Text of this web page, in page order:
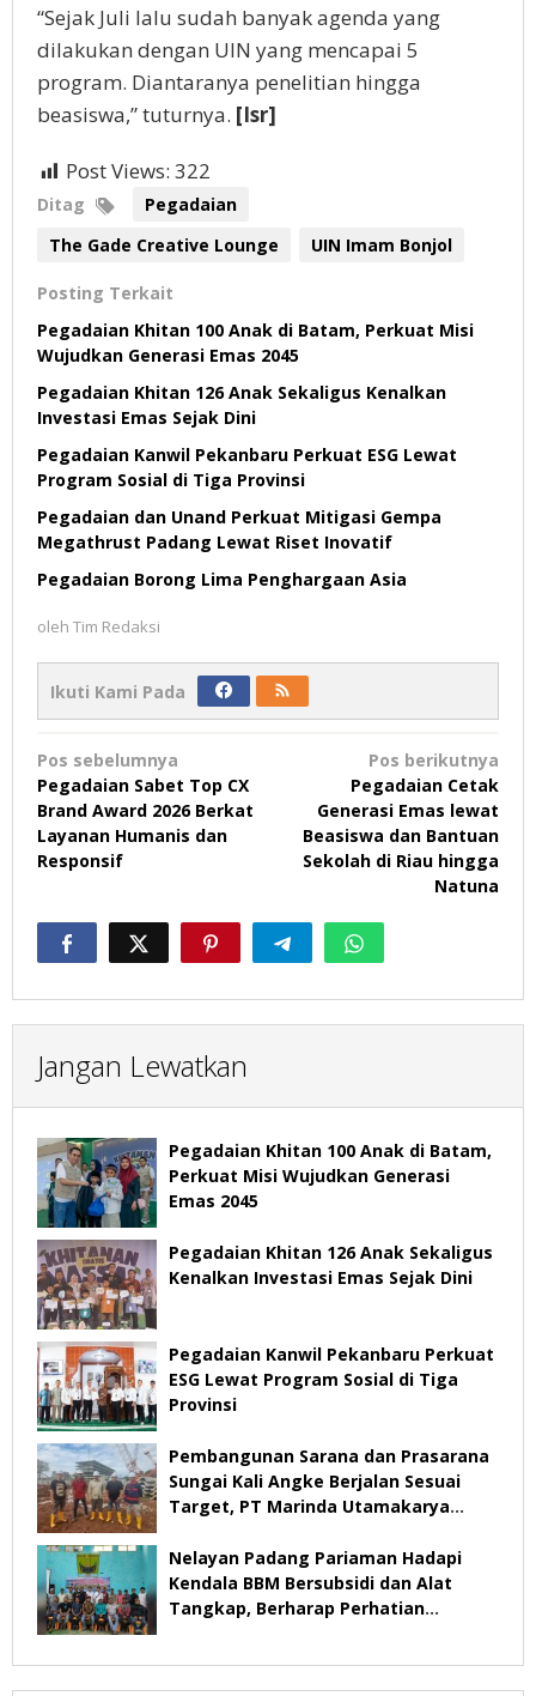
“Sejak Juli lalu sudah banyak agenda yang
dilakukan dengan UIN yang mencapai 5
program. Diantaranya penelitian hingga
beasiswa,” tuturnya. [Isr]
Post Views: 322
Ditag
Pegadaian
The Gade Creative Lounge
UIN Imam Bonjol
Posting Terkait
Pegadaian Khitan 100 Anak di Batam, Perkuat Misi
Wujudkan Generasi Emas 2045
Pegadaian Khitan 126 Anak Sekaligus Kenalkan
Investasi Emas Sejak Dini
Pegadaian Kanwil Pekanbaru Perkuat ESG Lewat
Program Sosial di Tiga Provinsi
Pegadaian dan Unand Perkuat Mitigasi Gempa
Megathrust Padang Lewat Riset Inovatif
Pegadaian Borong Lima Penghargaan Asia
oleh Tim Redaksi
Ikuti Kami Pada
Navigasi
pos
Pos sebelumnya
Pegadaian Sabet Top CX
Brand Award 2026 Berkat
Layanan Humanis dan
Responsif
Pos berikutnya
Pegadaian Cetak
Generasi Emas lewat
Beasiswa dan Bantuan
Sekolah di Riau hingga
Natuna
Jangan Lewatkan
Pegadaian Khitan 100 Anak di Batam,
Perkuat Misi Wujudkan Generasi
Emas 2045
Pegadaian Khitan 126 Anak Sekaligus
Kenalkan Investasi Emas Sejak Dini
Pegadaian Kanwil Pekanbaru Perkuat
ESG Lewat Program Sosial di Tiga
Provinsi
Pembangunan Sarana dan Prasarana
Sungai Kali Angke Berjalan Sesuai
Target, PT Marinda Utamakarya
2026
Nelayan Padang Pariaman Hadapi
Kendala BBM Bersubsidi dan Alat
Tangkap, Berharap Perhatian